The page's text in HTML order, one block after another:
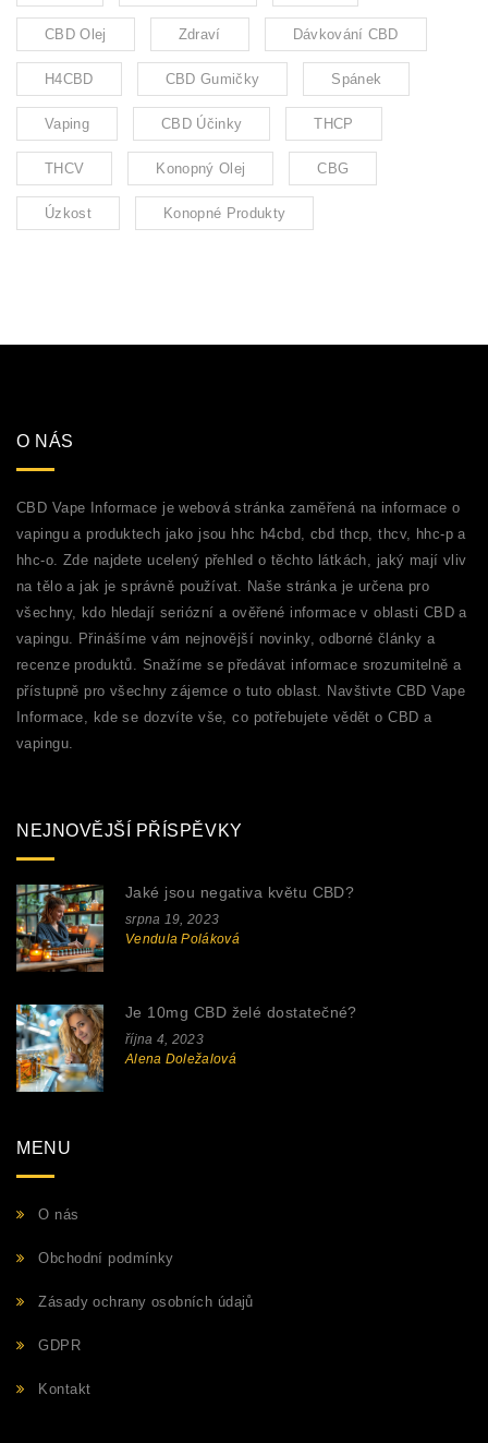
CBD Olej Zdraví Dávkování CBD
H4CBD CBD Gumičky Spánek
Vaping CBD Účinky THCP
THCV Konopný Olej CBG
Úzkost Konopné Produkty
O NÁS
CBD Vape Informace je webová stránka zaměřená na informace o
vapingu a produktech jako jsou hhc h4cbd, cbd thcp, thcv, hhc-p a
hhc-o. Zde najdete ucelený přehled o těchto látkách, jaký mají vliv
na tělo a jak je správně používat. Naše stránka je určena pro
všechny, kdo hledají seriózní a ověřené informace v oblasti CBD a
vapingu. Přinášíme vám nejnovější novinky, odborné články a
recenze produktů. Snažíme se předávat informace srozumitelně a
přístupně pro všechny zájemce o tuto oblast. Navštivte CBD Vape
Informace, kde se dozvíte vše, co potřebujete vědět o CBD a
vapingu.
NEJNOVĚJŠÍ PŘÍSPĚVKY
Jaké jsou negativa květu CBD?
srpna 19, 2023
Vendula Poláková
Je 10mg CBD želé dostatečné?
října 4, 2023
Alena Doležalová
MENU
O nás
Obchodní podmínky
Zásady ochrany osobních údajů
GDPR
Kontakt